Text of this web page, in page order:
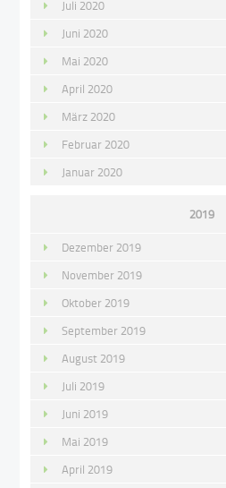
Juli 2020
Juni 2020
Mai 2020
April 2020
März 2020
Februar 2020
Januar 2020
2019
Dezember 2019
November 2019
Oktober 2019
September 2019
August 2019
Juli 2019
Juni 2019
Mai 2019
April 2019